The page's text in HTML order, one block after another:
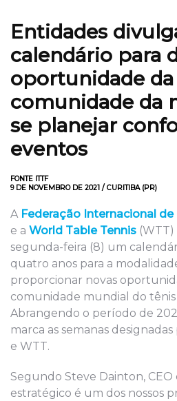
Entidades
calendário para
oportunidade da
comunidade da
se planejar
eventos
FONTE ITTF
9 DE NOVEMBRO DE 2021 / CURITIBA (PR)
A Federação Internacional de
e a World Table Tennis
segunda-feira (8) um
quatro anos para a
proporcionar novas
comunidade mundial do tênis
Abrangendo o período de
marca as semanas
e WTT.
Segundo Steve Dainton, CEO
estratégico é um dos nossos